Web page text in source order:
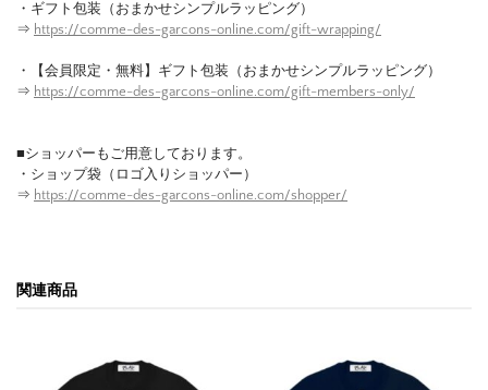
・ギフト包装（おまかせシンプルラッピング）
⇒ https://comme-des-garcons-online.com/gift-wrapping/
・【会員限定・無料】ギフト包装（おまかせシンプルラッピング）
⇒ https://comme-des-garcons-online.com/gift-members-only/
■ショッパーもご用意しております。
・ショップ袋（ロゴ入りショッパー）
⇒ https://comme-des-garcons-online.com/shopper/
関連商品